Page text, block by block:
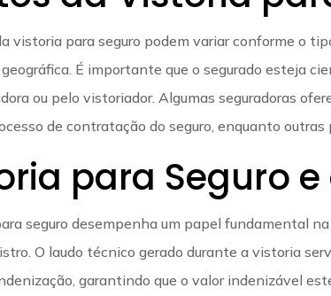
vistoria para seguro podem variar conforme o
É importante que o segurado esteja
ou pelo vistoriador. Algumas seguradoras
de contratação do seguro, enquanto outras
para Seguro
seguro desempenha um papel fundamental
O laudo técnico gerado durante a vistoria
garantindo que o valor indenizável